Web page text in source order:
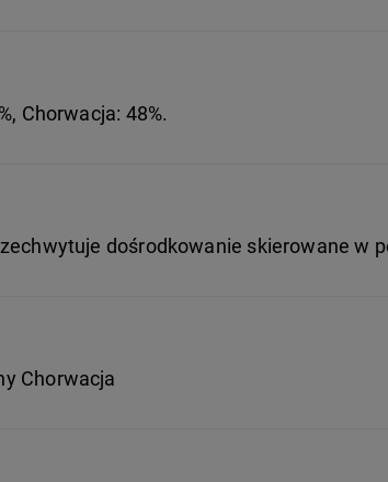
Chorwacja: 48%.
dośrodkowanie skierowane w
Chorwacja